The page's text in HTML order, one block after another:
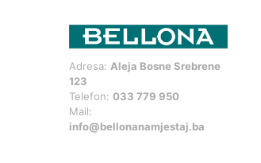
Adresa:Aleja Bosne Srebrene
123
Telefon:033 779 950
Mail:
info@bellonanamjestaj.ba